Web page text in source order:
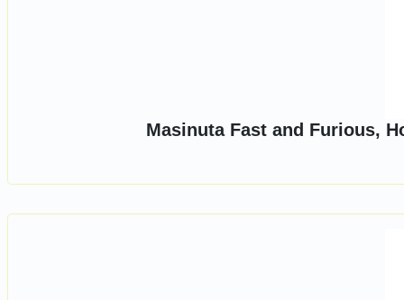
Masinuta Fast and Furious,